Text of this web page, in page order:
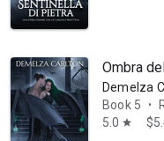
Ombra
Demelza
Book 5
•
5.0 star